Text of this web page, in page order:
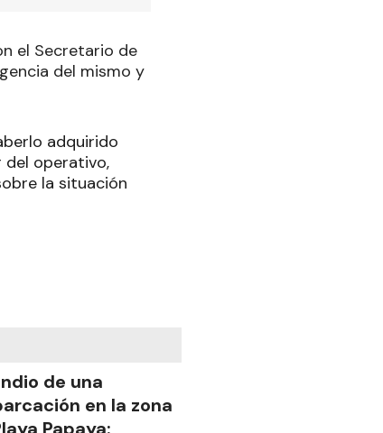
el Secretario de
del mismo y
adquirido
del operativo,
la situación
de una
en la zona
Papaya: